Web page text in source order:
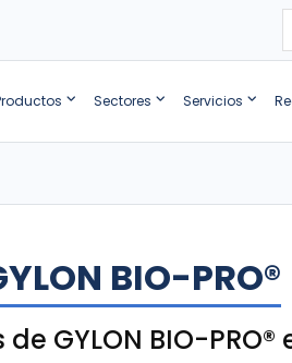
Sectores Servicios
BIO-PRO®
de GYLON BIO-